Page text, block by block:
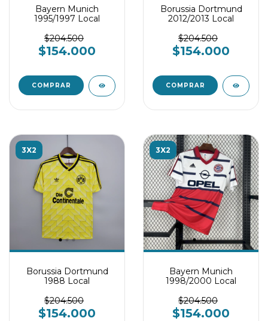
Bayern Munich
1995/1997 Local
$204.500
$154.000
COMPRAR
Borussia Dortmund
2012/2013 Local
$204.500
$154.000
COMPRAR
3X2
Borussia Dortmund
1988 Local
$204.500
$154.000
3X2
Bayern Munich
1998/2000 Local
$204.500
$154.000